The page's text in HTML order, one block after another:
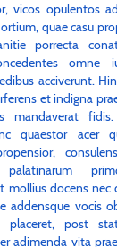
vicos opulentos
quae casu
porrecta
omne
acciverunt.
et indigna
mandaverat
quaestor acer
palatinarum
mollius docens nec
addensque vocis
post
adimenda vita